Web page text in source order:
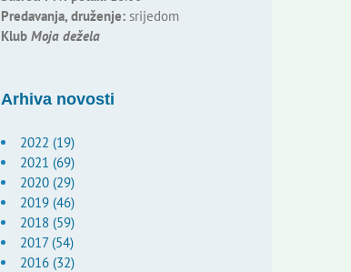
Predavanja, druženje:srijedom
Klub Moja dežela
Arhiva novosti
2022 (19)
2021 (69)
2020 (29)
2019 (46)
2018 (59)
2017 (54)
2016 (32)